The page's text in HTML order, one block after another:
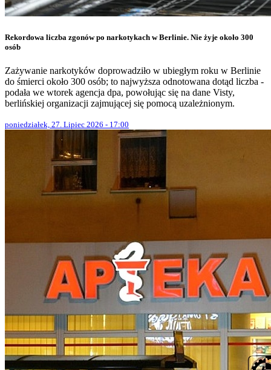
Rekordowa liczba zgonów po narkotykach w Berlinie. Nie żyje około 300
osób
Zażywanie narkotyków doprowadziło w ubiegłym roku w Berlinie
do śmierci około 300 osób; to najwyższa odnotowana dotąd liczba -
podała we wtorek agencja dpa, powołując się na dane Visty,
berlińskiej organizacji zajmującej się pomocą uzależnionym.
poniedziałek, 27. Lipiec 2026 - 17:00